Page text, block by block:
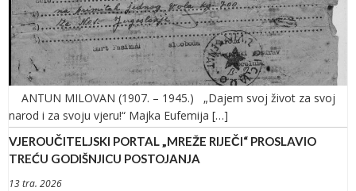
ANTUN MILOVAN (1907. – 1945.) „Dajem svoj život za svoj
narod i za svoju vjeru!“ Majka Eufemija […]
VJEROUČITELJSKI PORTAL „MREŽE RIJEČI“ PROSLAVIO
TREĆU GODIŠNJICU POSTOJANJA
13 tra. 2026